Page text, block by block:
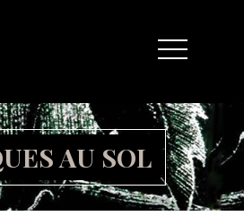
AU SOL